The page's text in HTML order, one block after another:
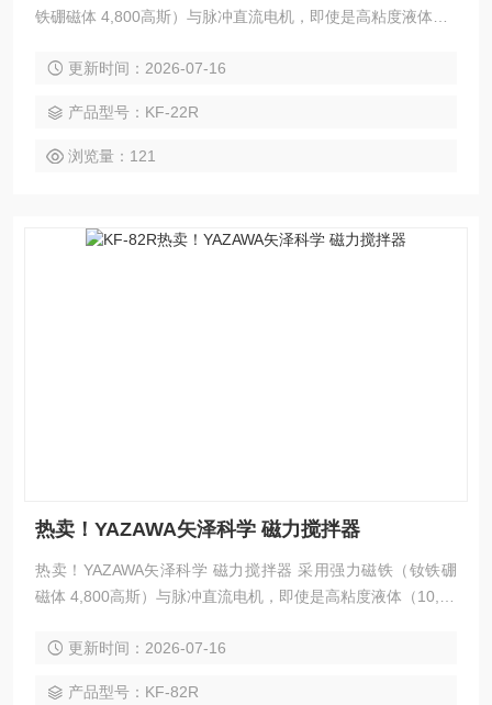
铁硼磁体 4,800高斯）与脉冲直流电机，即使是高粘度液体（1
上使用PTFE材料，该设备经过专门设计，以避免发电带来的
更新时间：2026-07-16
产品型号：KF-22R
浏览量：121
热卖！YAZAWA矢泽科学 磁力搅拌器
热卖！YAZAWA矢泽科学 磁力搅拌器 采用强力磁铁（钕铁硼
磁体 4,800高斯）与脉冲直流电机，即使是高粘度液体（10,00
用PTFE材料，该设备经过专门设计，以避免发电带来的影
更新时间：2026-07-16
产品型号：KF-82R